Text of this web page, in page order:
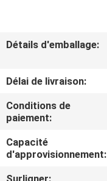
D'USINE
CONTRÔLE
DE
LA
Détails d'emballage:
Délai de livraison:
Conditions de
paiement:
Capacité
d'approvisionnement: